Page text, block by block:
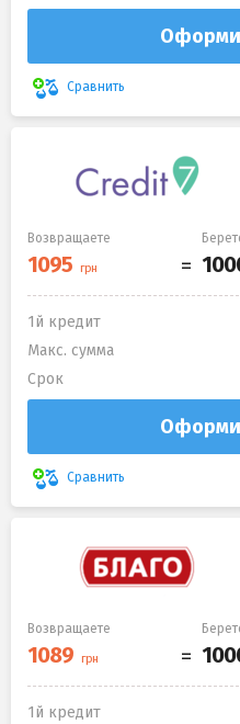
Сравнить
Возвращаете
1й кредит
Макс. сумма
Срок
Сравнить
Возвращаете
1й кредит